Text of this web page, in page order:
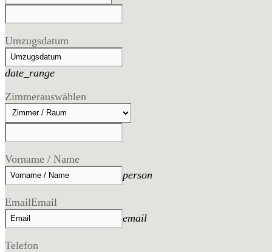
Umzugsdatum
date_range
Zimmerauswählen
Vorname / Name
person
EmailEmail
email
Telefon